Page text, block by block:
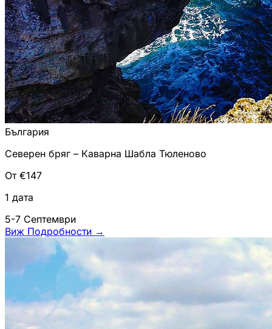
България
Северен бряг – Каварна Шабла Тюленово
От €147
1 дата
5-7 Септември
Виж Подробности →